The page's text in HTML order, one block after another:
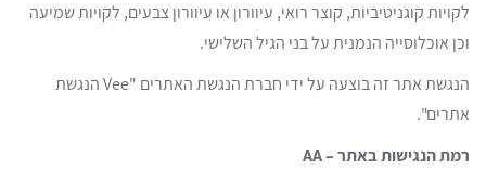
לקויות קוגניטיביות, קוצר רואי, עיוורון או עיוורון צבעים, לקויות שמיעה
וכן אוכלוסייה הנמנית על בני הגיל השלישי.
הנגשת אתר זה בוצעה על ידי חברת הנגשת האתרים "Vee הנגשת
אתרים".
רמת הנגישות באתר –AA